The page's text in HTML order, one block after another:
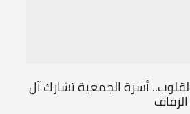
أسرة الجمعية تشارك آل